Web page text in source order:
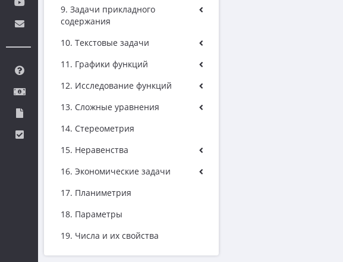
9. Задачи прикладного
содержания
10. Текстовые задачи
11. Графики функций
12. Исследование функций
13. Сложные уравнения
14. Стереометрия
15. Неравенства
16. Экономические задачи
17. Планиметрия
18. Параметры
19. Числа и их свойства